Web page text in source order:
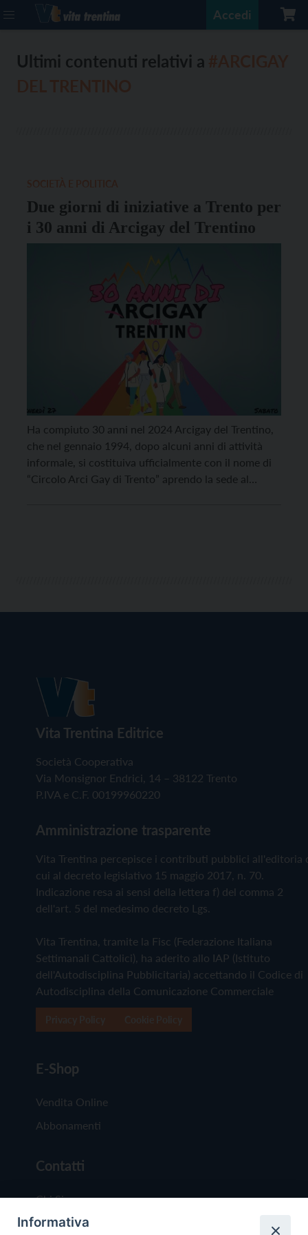
Accedi
Ultimi contenuti relativi a
Due giorni di iniziative a Trento per
i 30 anni di Arcigay del Trentino
Ha compiuto 30 anni nel 2024 Arcigay del Trentino,
che nel gennaio 1994, dopo alcuni anni di attività
informale, si costituiva ufficialmente con il nome di
“Circolo Arci Gay di Trento” aprendo la sede al
Vita Trentina Editrice
Società Cooperativa
Via Monsignor Endrici, 14 – 38122 Trento
P.IVA e C.F. 00199960220
Amministrazione trasparente
Vita Trentina percepisce i contributi pubblici all'editoria
cui al decreto legislativo 15 maggio 2017, n. 70.
Indicazione resa ai sensi della lettera f) del comma 2
dell'art. 5 del medesimo decreto Lgs.
Vita Trentina, tramite la Fisc (Federazione Italiana
Settimanali Cattolici), ha aderito allo IAP (Istituto
dell'Autodisciplina Pubblicitaria) accettando il Codice di
Autodisciplina della Comunicazione Commerciale
E-Shop
Vendita Online
Abbonamenti
Contatti
Chi Siamo
Redazione
Informativa